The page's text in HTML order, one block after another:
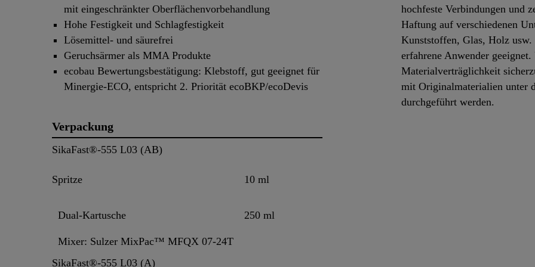
mit eingeschränkter Oberflächenvorbehandlung
Hohe Festigkeit und Schlagfestigkeit
Lösemittel- und säurefrei
Geruchsärmer als MMA Produkte
ecobau Bewertungsbestätigung: Klebstoff, gut geeignet für
Minergie-ECO, entspricht 2. Priorität ecoBKP/ecoDevis
hochfeste Verbindungen und
Haftung auf verschiedenen
Kunststoffen, Glas, Holz
erfahrene Anwender
Materialverträglichkeit
mit Originalmaterialien unter
durchgeführt werden.
Verpackung
SikaFast®-555 L03 (AB)
Spritze 10 ml
Dual-Kartusche 250 ml
Mixer: Sulzer MixPac™ MFQX 07-24T
SikaFast®-555 L03 (A)